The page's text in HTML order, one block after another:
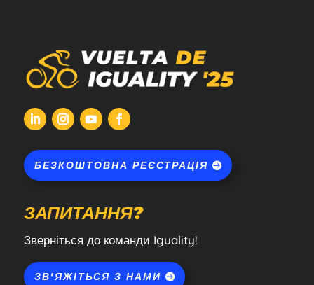
БЕЗКОШТОВНА РЕЄСТРАЦІЯ
ЗАПИТАННЯ?
Зверніться до команди Iguality!
ЗВ'ЯЖІТЬСЯ З НАМИ